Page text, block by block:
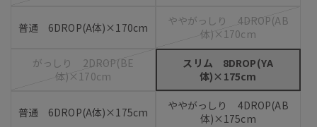
普通 6DROP(A体)×170cm
ややがっしり 4DROP(AB
体)×170cm
がっしり 2DROP(BE
体)×170cm
スリム 8DROP(YA
体)×175cm
普通 6DROP(A体)×175cm
ややがっしり 4DROP(AB
体)×175cm